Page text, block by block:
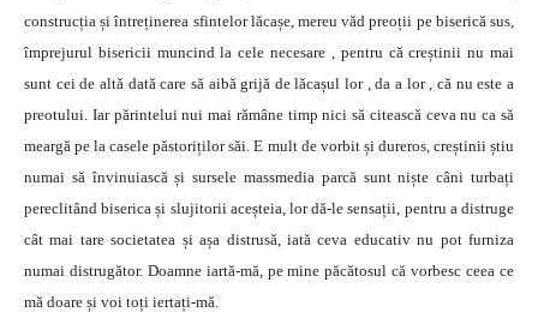
construcția și întreținerea sfintelor lăcașe, mereu văd preoții pe biserică sus,
împrejurul bisericii muncind la cele necesare , pentru că creștinii nu mai
sunt cei de altă dată care să aibă grijă de lăcașul lor , da a lor , că nu este a
preotului. Iar părintelui nui mai rămâne timp nici să citească ceva nu ca să
meargă pe la casele păstoriților săi. E mult de vorbit și dureros, creștinii știu
numai să învinuiască și sursele massmedia parcă sunt niște câni turbați
pereclitând biserica și slujitorii aceșteia, lor dă-le sensații, pentru a distruge
cât mai tare societatea și așa distrusă, iată ceva educativ nu pot furniza
numai distrugător. Doamne iartă-mă, pe mine păcătosul că vorbesc ceea ce
mă doare și voi toți iertați-mă.